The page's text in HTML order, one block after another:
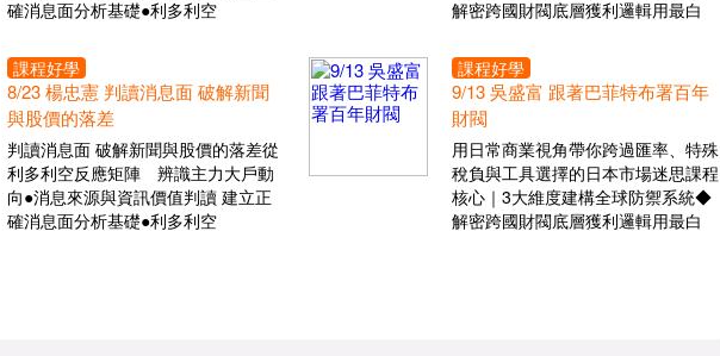
確消息面分析基礎●利多利空
解密跨國財閥底層獲利邏輯用最白
課程好學
8/23 楊忠憲 判讀消息面 破解新聞
與股價的落差
判讀消息面 破解新聞與股價的落差從
利多利空反應矩陣 辨識主力大戶動
向●消息來源與資訊價值判讀 建立正
確消息面分析基礎●利多利空
課程好學
9/13 吳盛富 跟著巴菲特布署百年
財閥
用日常商業視角帶你跨過匯率、特殊
稅負與工具選擇的日本市場迷思課程
核心｜3大維度建構全球防禦系統◆
解密跨國財閥底層獲利邏輯用最白